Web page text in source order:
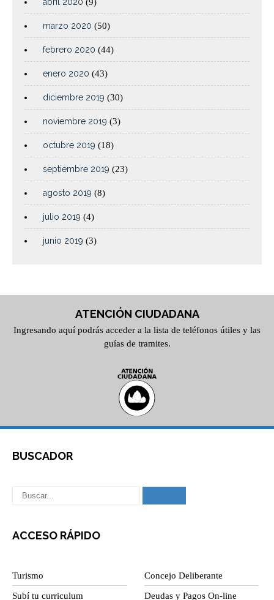
marzo 2020 (50)
febrero 2020 (44)
enero 2020 (43)
diciembre 2019 (30)
noviembre 2019 (3)
octubre 2019 (18)
septiembre 2019 (23)
agosto 2019 (8)
julio 2019 (4)
junio 2019 (3)
ATENCIÓN CIUDADANA
Ingresando aquí podrás acceder a la lista de teléfonos útiles y las
guías de tramites.
BUSCADOR
ACCESO RÁPIDO
Turismo Concejo Deliberante
Subí tu curriculum Deudas y Pagos On-line